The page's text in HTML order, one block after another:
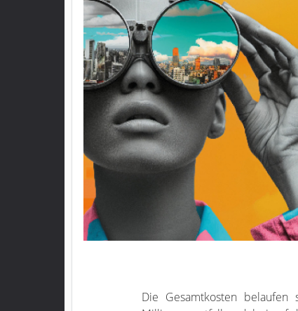
Die Gesamtkosten